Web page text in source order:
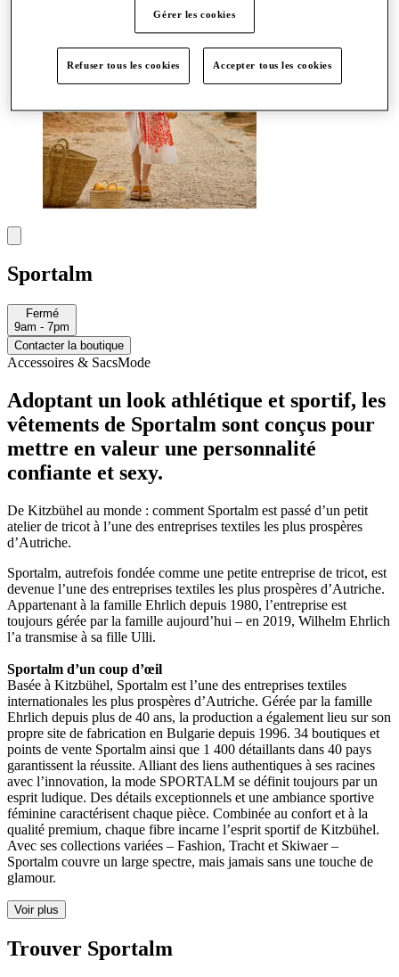
Sportalm
Fermé
9am - 7pm
Contacter la boutique
Accessoires & SacsMode
Adoptant un look athlétique et sportif, les
vêtements de Sportalm sont conçus pour
mettre en valeur une personnalité
confiante et sexy.
De Kitzbühel au monde : comment Sportalm est passé d’un petit
atelier de tricot à l’une des entreprises textiles les plus prospères
d’Autriche.
Sportalm, autrefois fondée comme une petite entreprise de tricot, est
devenue l’une des entreprises textiles les plus prospères d’Autriche.
Appartenant à la famille Ehrlich depuis 1980, l’entreprise est
toujours gérée par la famille aujourd’hui – en 2019, Wilhelm Ehrlich
l’a transmise à sa fille Ulli.
Sportalm d’un coup d’œil
Basée à Kitzbühel, Sportalm est l’une des entreprises textiles
internationales les plus prospères d’Autriche. Gérée par la famille
Ehrlich depuis plus de 40 ans, la production a également lieu sur son
propre site de fabrication en Bulgarie depuis 1996. 34 boutiques et
points de vente Sportalm ainsi que 1 400 détaillants dans 40 pays
garantissent la réussite. Alliant des liens authentiques à ses racines
avec l’innovation, la mode SPORTALM se définit toujours par un
esprit ludique. Des détails exceptionnels et une ambiance sportive
féminine caractérisent chaque pièce. Combinée au confort et à la
qualité premium, chaque fibre incarne l’esprit sportif de Kitzbühel.
Avec ses collections variées – Fashion, Tracht et Skiwaer –
Sportalm couvre un large spectre, mais jamais sans une touche de
glamour.
Voir plus
Trouver Sportalm
Gérer les cookies
Refuser tous les cookies Accepter tous les cookies